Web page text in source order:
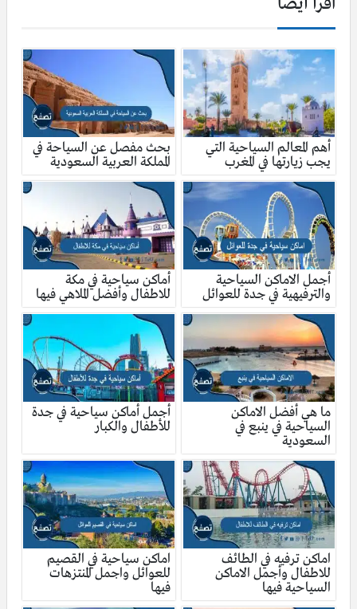
أهم المعالم السياحية التي
يجب زيارتها في المغرب
بحث مفصل عن السياحة في
المملكة العربية السعودية
أجمل الاماكن السياحية
والترفيهية في جدة للعوائل
أماكن سياحية في مكة
للاطفال وأفضل الملاهي فيها
ما هي أفضل الاماكن
السياحية في ينبع في
السعودية
أجمل أماكن سياحية في جدة
للأطفال والكبار
اماكن ترفيه في الطائف
للاطفال وأجمل الاماكن
السياحية فيها
اماكن سياحية في القصيم
للعوائل واجمل المنتزهات
فيها